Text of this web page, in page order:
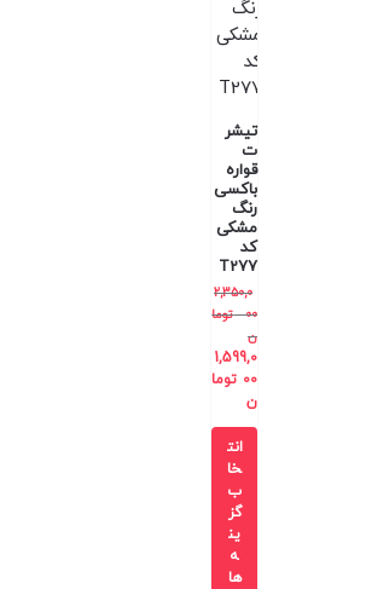
تیشر
ت
قواره
باکسی
رنگ
مشکی
کد
T277
2,350,0
00
توما
ن
1,599,0
00 توما
ن
انت
خا
ب
گز
ین
ه
ها